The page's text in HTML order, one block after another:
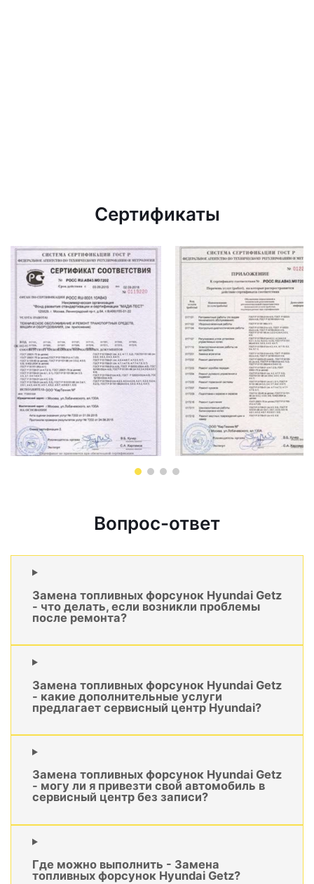
Сертификаты
Вопрос-ответ
Замена топливных форсунок Hyundai Getz
- что делать, если возникли проблемы
после ремонта?
Замена топливных форсунок Hyundai Getz
- какие дополнительные услуги
предлагает сервисный центр Hyundai?
Замена топливных форсунок Hyundai Getz
- могу ли я привезти свой автомобиль в
сервисный центр без записи?
Где можно выполнить - Замена
топливных форсунок Hyundai Getz?